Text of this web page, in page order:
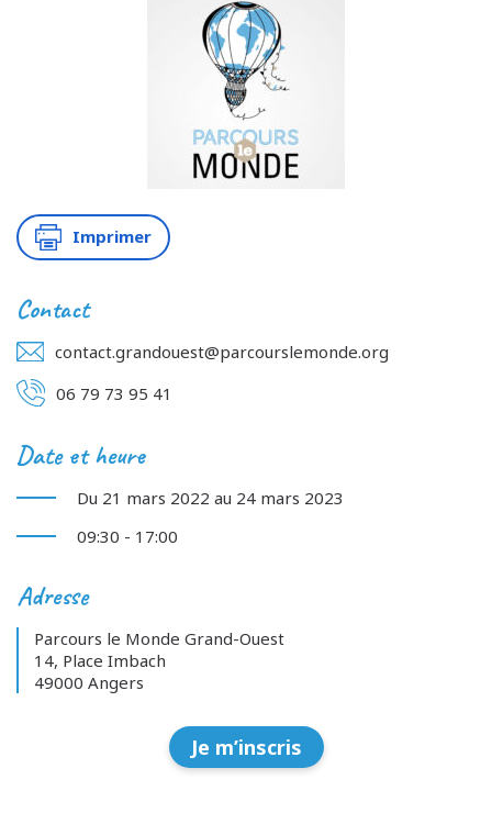
Imprimer
Contact
contact.grandouest@parcourslemonde.org
06 79 73 95 41
Date et heure
Du 21 mars 2022 au 24 mars 2023
09:30 - 17:00
Adresse
Parcours le Monde Grand-Ouest
14, Place Imbach
49000 Angers
Je m’inscris